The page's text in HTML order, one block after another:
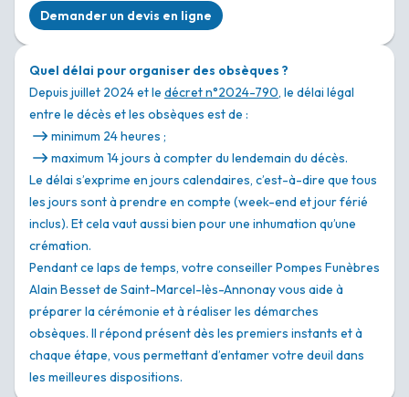
Demander un devis en ligne
Quel délai pour organiser des obsèques ?
Depuis juillet 2024 et le décret n°2024-790, le délai légal
entre le décès et les obsèques est de :
minimum 24 heures ;
maximum 14 jours à compter du lendemain du décès.
Le délai s’exprime en jours calendaires, c’est-à-dire que tous
les jours sont à prendre en compte (week-end et jour férié
inclus). Et cela vaut aussi bien pour une inhumation qu’une
crémation.
Pendant ce laps de temps, votre conseiller Pompes Funèbres
Alain Besset de Saint-Marcel-lès-Annonay vous aide à
préparer la cérémonie et à réaliser les démarches
obsèques. Il répond présent dès les premiers instants et à
chaque étape, vous permettant d’entamer votre deuil dans
les meilleures dispositions.